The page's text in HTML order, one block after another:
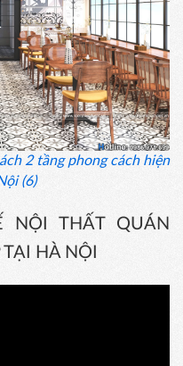
2 tầng phong cách hiện
(6)
NỘI THẤT QUÁN
HÀ NỘI